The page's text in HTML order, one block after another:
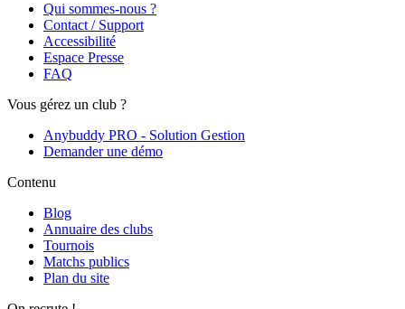
Qui sommes-nous ?
Contact / Support
Accessibilité
Espace Presse
FAQ
Vous gérez un club ?
Anybuddy PRO - Solution Gestion
Demander une démo
Contenu
Blog
Annuaire des clubs
Tournois
Matchs publics
Plan du site